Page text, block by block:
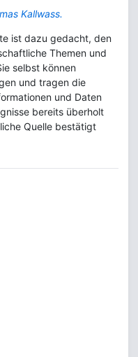
Kallwass.
ist dazu gedacht, den
Themen und
selbst können
und tragen die
und Daten
bereits überholt
Quelle bestätigt